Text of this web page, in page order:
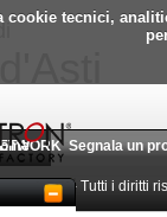
cookie tecnici,
Segnala un
S.r.l.- Tutti i diritti